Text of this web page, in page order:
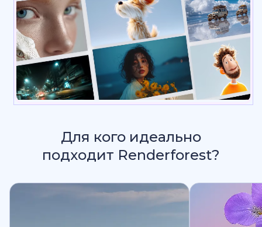
Для кого идеально
подходит Renderforest?